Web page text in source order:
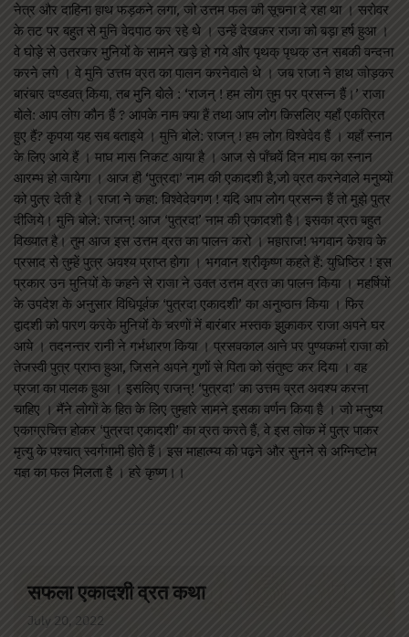
नेत्र और दाहिना हाथ फड़कने लगा, जो उत्तम फल की सूचना दे रहा था । सरोवर
के तट पर बहुत से मुनि वेदपाठ कर रहे थे । उन्हें देखकर राजा को बड़ा हर्ष हुआ ।
वे घोड़े से उतरकर मुनियों के सामने खड़े हो गये और पृथक् पृथक् उन सबकी वन्दना
करने लगे । वे मुनि उत्तम व्रत का पालन करनेवाले थे । जब राजा ने हाथ जोड़कर
बारंबार दण्डवत् किया, तब मुनि बोले : ‘राजन् ! हम लोग तुम पर प्रसन्न हैं।’ राजा
बोले: आप लोग कौन हैं ? आपके नाम क्या हैं तथा आप लोग किसलिए यहाँ एकत्रित
हुए हैं? कृपया यह सब बताइये । मुनि बोले: राजन् ! हम लोग विश्वेदेव हैं । यहाँ स्नान
के लिए आये हैं । माघ मास निकट आया है । आज से पाँचवें दिन माघ का स्नान
आरम्भ हो जायेगा । आज ही ‘पुत्रदा’ नाम की एकादशी है,जो व्रत करनेवाले मनुष्यों
को पुत्र देती है । राजा ने कहा: विश्वेदेवगण ! यदि आप लोग प्रसन्न हैं तो मुझे पुत्र
दीजिये। मुनि बोले: राजन्! आज ‘पुत्रदा’ नाम की एकादशी है। इसका व्रत बहुत
विख्यात है। तुम आज इस उत्तम व्रत का पालन करो । महाराज! भगवान केशव के
प्रसाद से तुम्हें पुत्र अवश्य प्राप्त होगा । भगवान श्रीकृष्ण कहते हैं: युधिष्ठिर ! इस
प्रकार उन मुनियों के कहने से राजा ने उक्त उत्तम व्रत का पालन किया । महर्षियों
के उपदेश के अनुसार विधिपूर्वक ‘पुत्रदा एकादशी’ का अनुष्ठान किया । फिर
द्वादशी को पारण करके मुनियों के चरणों में बारंबार मस्तक झुकाकर राजा अपने घर
आये । तदनन्तर रानी ने गर्भधारण किया । प्रसवकाल आने पर पुण्यकर्मा राजा को
तेजस्वी पुत्र प्राप्त हुआ, जिसने अपने गुणों से पिता को संतुष्ट कर दिया । वह
प्रजा का पालक हुआ । इसलिए राजन्! ‘पुत्रदा’ का उत्तम व्रत अवश्य करना
चाहिए । मैंने लोगों के हित के लिए तुम्हारे सामने इसका वर्णन किया है । जो मनुष्य
एकाग्रचित्त होकर ‘पुत्रदा एकादशी’ का व्रत करते हैं, वे इस लोक में पुत्र पाकर
मृत्यु के पश्चात् स्वर्गगामी होते हैं। इस माहात्म्य को पढ़ने और सुनने से अग्निष्टोम
यज्ञ का फल मिलता है । हरे कृष्ण।।
सफला एकादशी व्रत कथा
July 20, 2022